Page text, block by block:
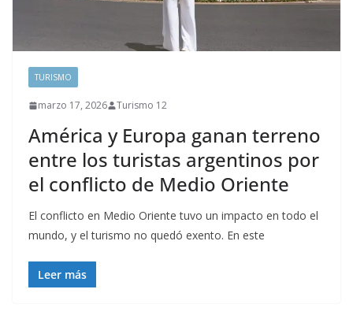
TURISMO
marzo 17, 2026 Turismo 12
América y Europa ganan terreno
entre los turistas argentinos por
el conflicto de Medio Oriente
El conflicto en Medio Oriente tuvo un impacto en todo el
mundo, y el turismo no quedó exento. En este
Leer más